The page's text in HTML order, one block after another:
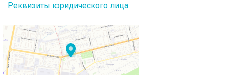
Реквизиты юридического лица